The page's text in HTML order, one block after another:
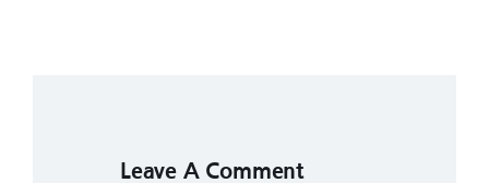
Leave A Comment